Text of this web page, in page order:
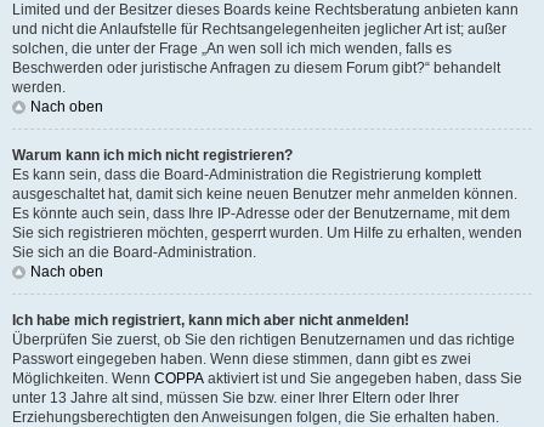
Limited und der Besitzer dieses Boards keine Rechtsberatung anbieten kann
und nicht die Anlaufstelle für Rechtsangelegenheiten jeglicher Art ist; außer
solchen, die unter der Frage „An wen soll ich mich wenden, falls es
Beschwerden oder juristische Anfragen zu diesem Forum gibt?“ behandelt
werden.
Nach oben
Warum kann ich mich nicht registrieren?
Es kann sein, dass die Board-Administration die Registrierung komplett
ausgeschaltet hat, damit sich keine neuen Benutzer mehr anmelden können.
Es könnte auch sein, dass Ihre IP-Adresse oder der Benutzername, mit dem
Sie sich registrieren möchten, gesperrt wurden. Um Hilfe zu erhalten, wenden
Sie sich an die Board-Administration.
Nach oben
Ich habe mich registriert, kann mich aber nicht anmelden!
Überprüfen Sie zuerst, ob Sie den richtigen Benutzernamen und das richtige
Passwort eingegeben haben. Wenn diese stimmen, dann gibt es zwei
Möglichkeiten. Wenn COPPA aktiviert ist und Sie angegeben haben, dass Sie
unter 13 Jahre alt sind, müssen Sie bzw. einer Ihrer Eltern oder Ihrer
Erziehungsberechtigten den Anweisungen folgen, die Sie erhalten haben.